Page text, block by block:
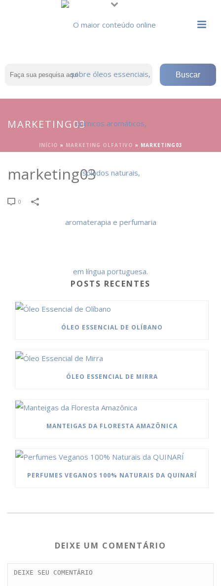
MARKETING03
INÍCIO » MARKETING OLFATIVO » MARKETING03
marketing03
0
POSTS RECENTES
ÓLEO ESSENCIAL DE OLÍBANO
ÓLEO ESSENCIAL DE MIRRA
MANTEIGAS DA FLORESTA AMAZÔNICA
PERFUMES VEGANOS 100% NATURAIS DA QUINARÍ
DEIXE UM COMENTÁRIO